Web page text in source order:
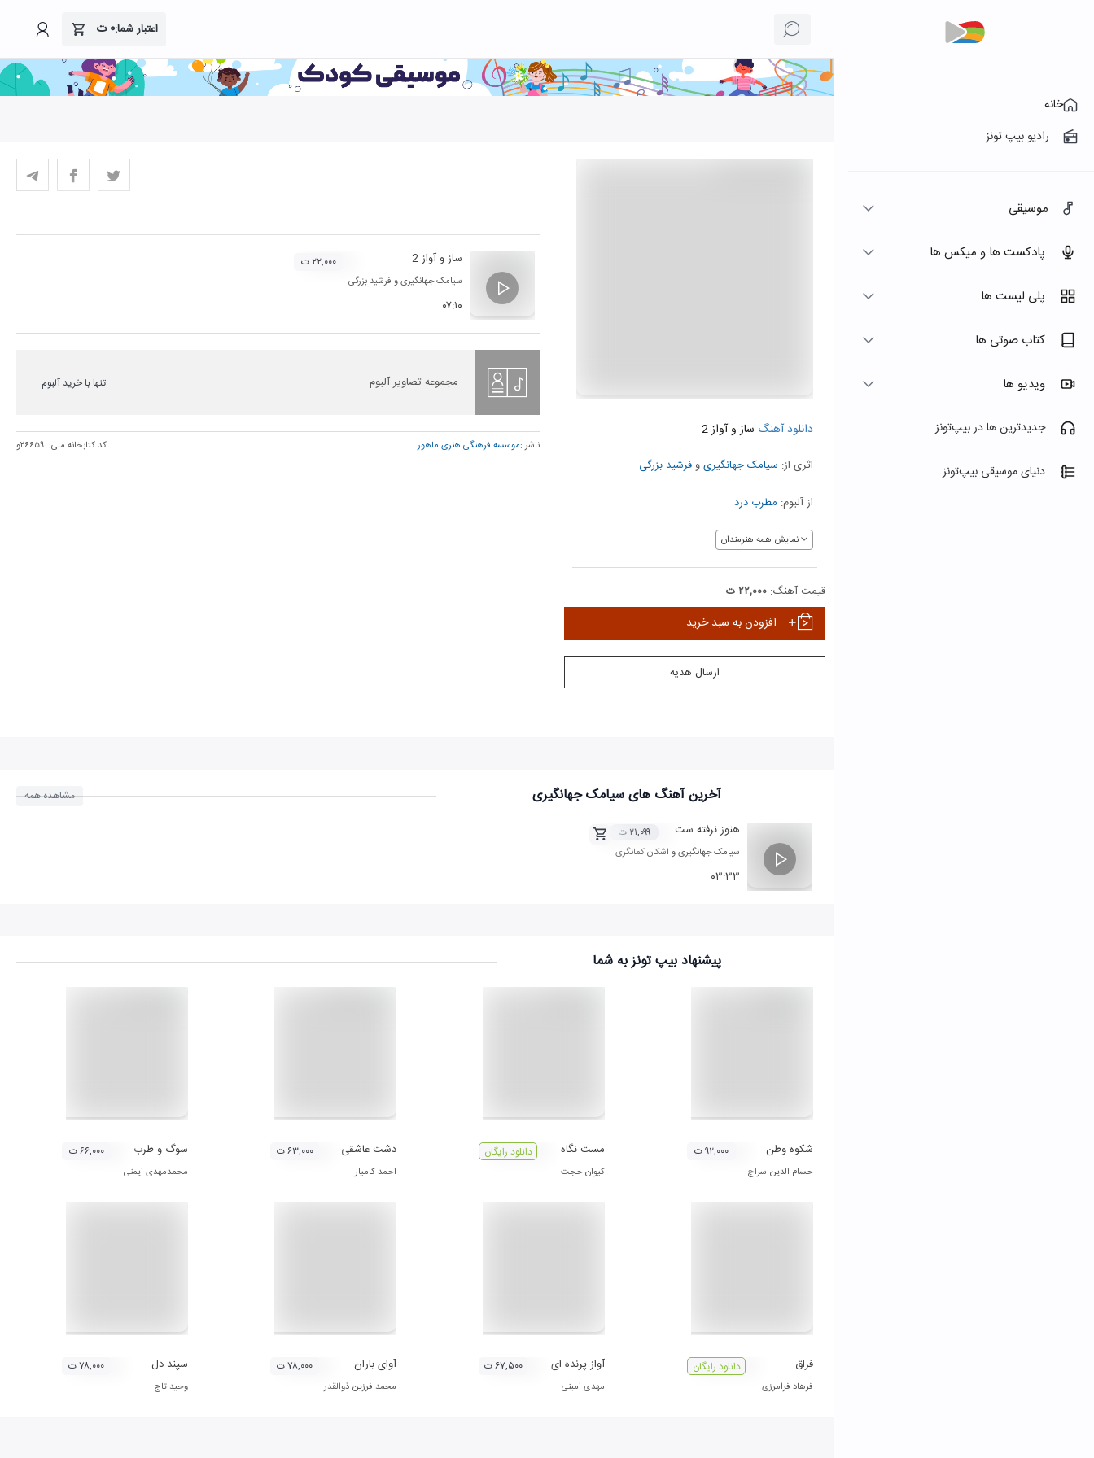
اعتبار شما:۰ت
خانه
رادیو بیپ تونز
موسیقی
پادکست ها و میکس ها
پلی لیست ها
کتاب صوتی ها
ویدیو ها
جدیدترین ها در بیپ‌تونز
دنیای موسیقی بیپ‌تونز
دانلود آهنگ ساز و آواز 2
اثری از: سیامک جهانگیریو فرشید بزرگی
از آلبوم: مطرب درد
نمایش همه هنرمندان
قیمت آهنگ: ۲۲,۰۰۰ ت
افزودن به سبد خرید
ارسال هدیه
ساز و آواز 2
سیامک جهانگیریو فرشید بزرگی
۰۷:۱۰
۲۲,۰۰۰ ت
مجموعه تصاویر آلبوم تنها با خرید آلبوم
ناشر :موسسه فرهنگی هنری ماهور کد کتابخانه ملی: ۲۶۶۵۹و
آخرین آهنگ های سیامک جهانگیری مشاهده همه
هنوز نرفته ست
سیامک جهانگیریو اشکان کمانگری
۰۳:۳۳
۲۱,۰۹۹ ت
پیشنهاد بیپ تونز به شما
شکوه وطن
حسام الدین سراج
۹۲,۰۰۰ ت مست نگاه
کیوان حجت
دانلود رایگان دشت عاشقی
احمد کامیار
۶۳,۰۰۰ ت سوگ و طرب
محمدمهدی ایمنی
۶۶,۰۰۰ ت
فراق
فرهاد فرامرزی
دانلود رایگان آواز پرنده ای
مهدی امینی
۶۷,۵۰۰ ت آوای باران
محمد فرزین ذوالقدر
۷۸,۰۰۰ ت سپند دل
وحید تاج
۷۸,۰۰۰ ت